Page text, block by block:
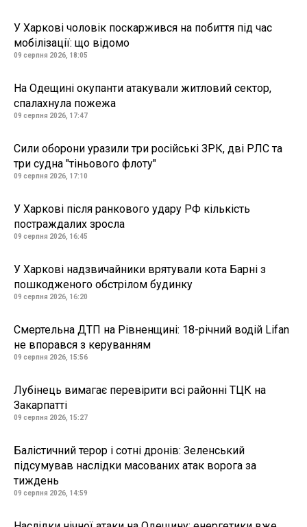
У Харкові чоловік поскаржився на побиття під час
мобілізації: що відомо
09 серпня 2026, 18:05
На Одещині окупанти атакували житловий сектор,
спалахнула пожежа
09 серпня 2026, 17:47
Сили оборони уразили три російські ЗРК, дві РЛС та
три судна "тіньового флоту"
09 серпня 2026, 17:10
У Харкові після ранкового удару РФ кількість
постраждалих зросла
09 серпня 2026, 16:45
У Харкові надзвичайники врятували кота Барні з
пошкодженого обстрілом будинку
09 серпня 2026, 16:20
Смертельна ДТП на Рівненщині: 18-річний водій Lifan
не впорався з керуванням
09 серпня 2026, 15:56
Лубінець вимагає перевірити всі районні ТЦК на
Закарпатті
09 серпня 2026, 15:27
Балістичний терор і сотні дронів: Зеленський
підсумував наслідки масованих атак ворога за
тиждень
09 серпня 2026, 14:59